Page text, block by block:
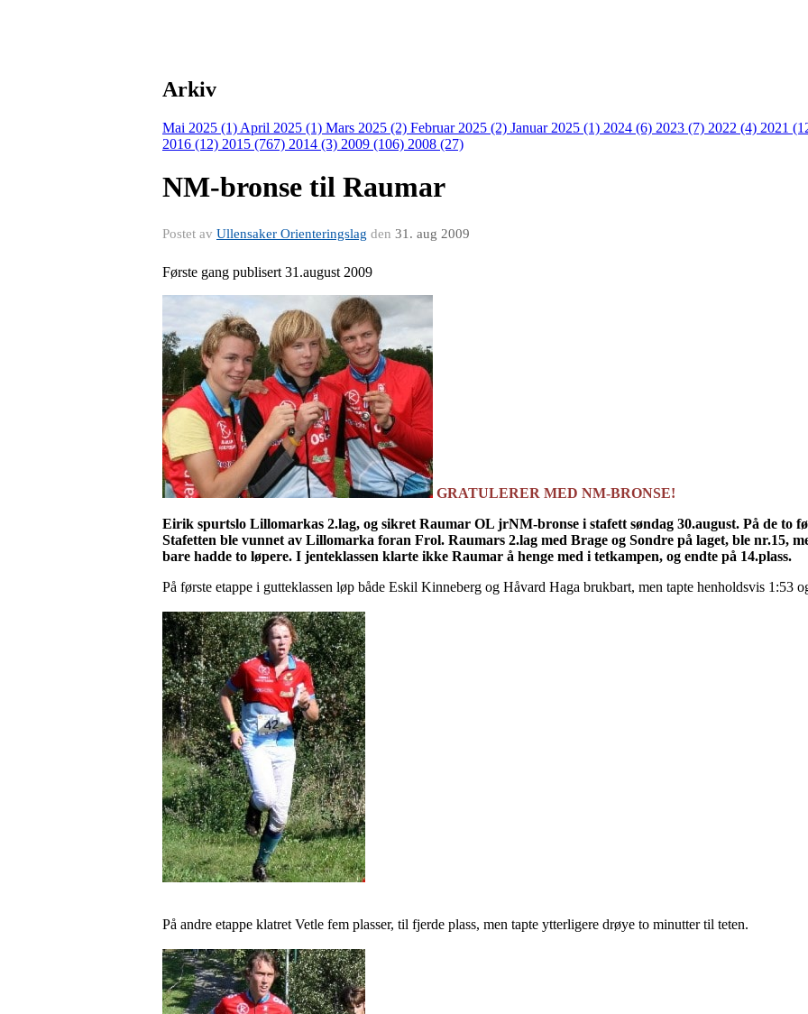
Arkiv
Mai 2025 (1) April 2025 (1) Mars 2025 (2) Februar 2025 (2) Januar 2025 (1) 2024 (6) 2023 (7) 2022 (4) 2021
2016 (12) 2015 (767) 2014 (3) 2009 (106) 2008 (27)
NM-bronse til Raumar
Postet av Ullensaker Orienteringslag den 31. aug 2009
Første gang publisert 31.august 2009
GRATULERER MED NM-BRONSE!
Eirik spurtslo Lillomarkas 2.lag, og sikret Raumar OL jrNM-bronse i stafett søndag 30.august. På de to
Stafetten ble vunnet av Lillomarka foran Frol. Raumars 2.lag med Brage og Sondre på laget, ble nr.15,
bare hadde to løpere. I jenteklassen klarte ikke Raumar å henge med i tetkampen, og endte på 14.plass.
På første etappe i gutteklassen løp både Eskil Kinneberg og Håvard Haga brukbart, men tapte henholdsvis 1:53
På andre etappe klatret Vetle fem plasser, til fjerde plass, men tapte ytterligere drøye to minutter til teten.